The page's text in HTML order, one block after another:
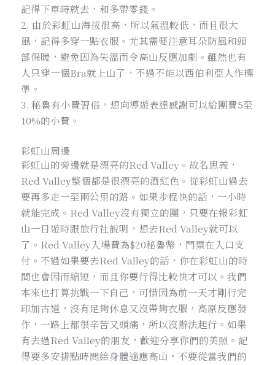
記得下車時就去，和多帶零錢。
2. 由於彩虹山海拔很高，所以氣溫較低，而且很大
風，記得多穿一點衣服。尤其需要注意耳朵防風和頭
部保暖，避免因為失溫而令高山反應加劇。雖然也有
人只穿一個Bra就上山了，不過不能以西伯利亞人作標
準。
3. 秘魯有小費習俗，想向導遊表達感謝可以給團費5至
10%的小費。
彩虹山周邊
彩虹山的旁邊就是漂亮的Red Valley。故名思義，
Red Valley整個都是很漂亮的酒紅色。從彩虹山過去
要再多走一至兩公里的路。如果步程快的話，一小時
就能完成。Red Valley沒有獨立的團，只要在報彩虹
山一日遊時跟旅行社說明，想去Red Valley就可以
了。Red Valley入場費為$20秘魯幣，門票在入口支
付。不過如果要去Red Valley的話，你在彩虹山的時
間也會因而縮短，而且你要行得比較快才可以。我們
本來也打算挑戰一下自己，可惜因為前一天才剛行完
印加古道，沒有足夠休息又沒帶夠衣服，高原反應發
作，一路上都很辛苦又頭痛，所以沒辦法起行。如果
有去過Red Valley的朋友，歡迎分享你們的美照。記
得要多安排點時間給身體適應高山，不要從當我們的